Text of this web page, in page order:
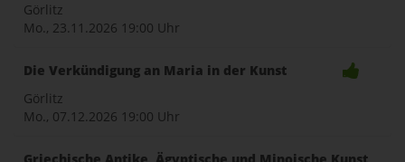
Görlitz
Mo., 23.11.2026 19:00 Uhr
Die Verkündigung an Maria in der Kunst
Görlitz
Mo., 07.12.2026 19:00 Uhr